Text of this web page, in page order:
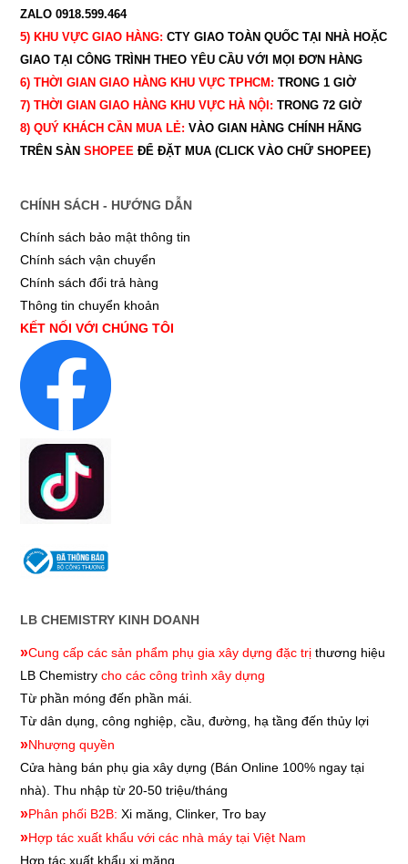
ZALO 0918.599.464
5) KHU VỰC GIAO HÀNG: CTY GIAO TOÀN QUỐC TẠI NHÀ HOẶC
GIAO TẠI CÔNG TRÌNH THEO YÊU CẦU VỚI MỌI ĐƠN HÀNG
6) THỜI GIAN GIAO HÀNG KHU VỰC TPHCM: TRONG 1 GIỜ
7) THỜI GIAN GIAO HÀNG KHU VỰC HÀ NỘI: TRONG 72 GIỜ
8) QUÝ KHÁCH CẦN MUA LẺ: VÀO GIAN HÀNG CHÍNH HÃNG
TRÊN SÀN SHOPEEĐỂ ĐẶT MUA (CLICK VÀO CHỮ SHOPEE)
CHÍNH SÁCH - HƯỚNG DẪN
Chính sách bảo mật thông tin
Chính sách vận chuyển
Chính sách đổi trả hàng
Thông tin chuyển khoản
KẾT NỐI VỚI CHÚNG TÔI
LB CHEMISTRY KINH DOANH
»Cung cấp các sản phẩm phụ gia xây dựng đặc trị thương hiệu
LB Chemistrycho các công trình xây dựng
Từ phần móng đến phần mái.
Từ dân dụng, công nghiệp, cầu, đường, hạ tầng đến thủy lợi
»Nhượng quyền
Cửa hàng bán phụ gia xây dựng (Bán Online 100% ngay tại
nhà). Thu nhập từ 20-50 triệu/tháng
»Phân phối B2B: Xi măng, Clinker, Tro bay
»Hợp tác xuất khẩu với các nhà máy tại Việt Nam
Hợp tác xuất khẩu xi măng